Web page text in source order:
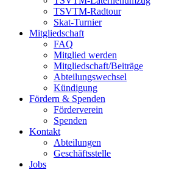
TSVTM-Radtour
Skat-Turnier
Mitgliedschaft
FAQ
Mitglied werden
Mitgliedschaft/Beiträge
Abteilungswechsel
Kündigung
Fördern & Spenden
Förderverein
Spenden
Kontakt
Abteilungen
Geschäftsstelle
Jobs